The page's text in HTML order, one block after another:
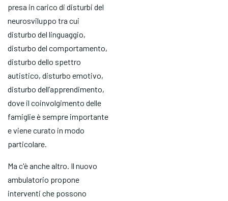
presa in carico di disturbi del
neurosviluppo tra cui
disturbo del linguaggio,
disturbo del comportamento,
disturbo dello spettro
autistico, disturbo emotivo,
disturbo dell’apprendimento,
dove il coinvolgimento delle
famiglie è sempre importante
e viene curato in modo
particolare.
Ma c'è anche altro. Il nuovo
ambulatorio propone
interventi che possono